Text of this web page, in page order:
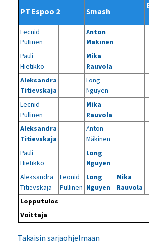
PT Espoo 2 Smash
Leonid
Pullinen
Anton
Mäkinen
Pauli
Hietikko
Mika
Rauvola
Aleksandra
Titievskaja
Long
Nguyen
Leonid
Pullinen
Mika
Rauvola
Aleksandra
Titievskaja
Anton
Mäkinen
Pauli
Hietikko
Long
Nguyen
Aleksandra
Titievskaja
Leonid
Pullinen
Long
Nguyen
Mika
Rauvola
Lopputulos
Voittaja
Takaisin sarjaohjelmaan